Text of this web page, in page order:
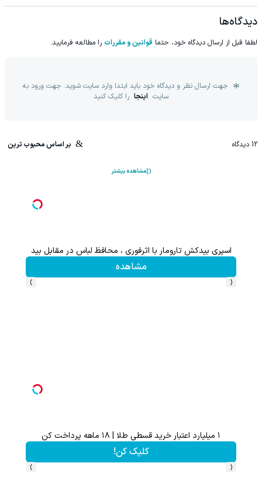
دیدگاه‌ها
لطفا قبل از ارسال دیدگاه خود، حتما قوانین و مقررات را مطالعه فرمایید.
جهت ارسال نظر و دیدگاه خود باید ابتدا وارد سایت شوید. جهت ورود به
سایت اینجا را کلیک کنید
12 دیدگاه بر اساس محبوب ترین
مشاهده بیشتر
اسپری بیدکش تارومار با اثرفوری ، محافظ لباس در مقابل بید
مشاهده
‹
›
۱ میلیارد اعتبار خرید قسطی طلا | ۱۸ ماهه پرداخت کن
کلیک کن!
‹
›